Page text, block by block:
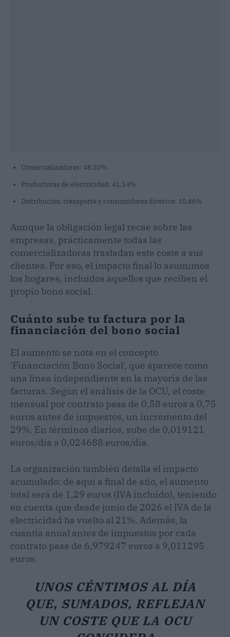
Comercializadoras: 48,20%
Productoras de electricidad: 41,14%
Distribución, transporte y consumidores directos: 10,66%
Aunque la obligación legal recae sobre las
empresas, prácticamente todas las
comercializadoras trasladan este coste a sus
clientes. Por eso, el impacto final lo asumimos
los hogares, incluidos aquellos que reciben el
propio bono social.
Cuánto sube tu factura por la
financiación del bono social
El aumento se nota en el concepto
'Financiación Bono Social', que aparece como
una línea independiente en la mayoría de las
facturas. Según el análisis de la OCU, el coste
mensual por contrato pasa de 0,58 euros a 0,75
euros antes de impuestos, un incremento del
29%. En términos diarios, sube de 0,019121
euros/día a 0,024688 euros/día.
La organización también detalla el impacto
acumulado: de aquí a final de año, el aumento
total será de 1,29 euros (IVA incluido), teniendo
en cuenta que desde junio de 2026 el IVA de la
electricidad ha vuelto al 21%. Además, la
cuantía anual antes de impuestos por cada
contrato pasa de 6,979247 euros a 9,011295
euros.
UNOS CÉNTIMOS AL DÍA
QUE, SUMADOS, REFLEJAN
UN COSTE QUE LA OCU